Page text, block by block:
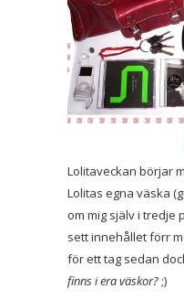
Lolitaveckan börjar
Lolitas egna väska
om mig själv i tredje
sett innehållet förr
för ett tag sedan
finns i era väskor?;)